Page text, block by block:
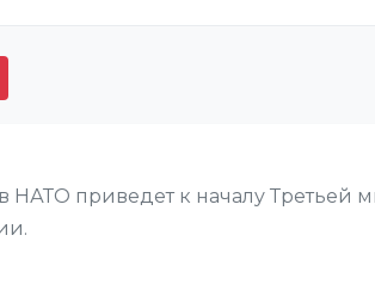
НАТО приведет к началу Третьей